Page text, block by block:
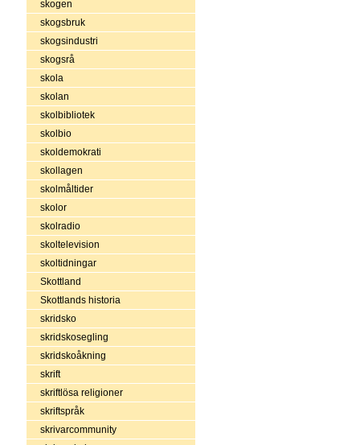
skogen
skogsbruk
skogsindustri
skogsrå
skola
skolan
skolbibliotek
skolbio
skoldemokrati
skollagen
skolmåltider
skolor
skolradio
skoltelevision
skoltidningar
Skottland
Skottlands historia
skridsko
skridskosegling
skridskoåkning
skrift
skriftlösa religioner
skriftspråk
skrivarcommunity